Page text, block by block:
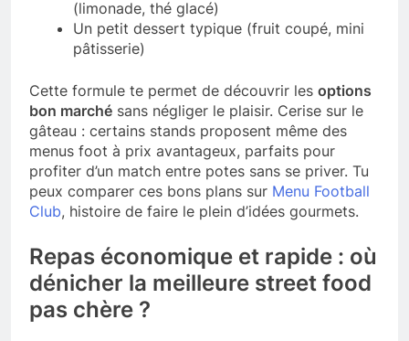
(limonade, thé glacé)
Un petit dessert typique (fruit coupé, mini
pâtisserie)
Cette formule te permet de découvrir les options
bon marché sans négliger le plaisir. Cerise sur le
gâteau : certains stands proposent même des
menus foot à prix avantageux, parfaits pour
profiter d’un match entre potes sans se priver. Tu
peux comparer ces bons plans sur Menu Football
Club, histoire de faire le plein d’idées gourmets.
Repas économique et rapide : où
dénicher la meilleure street food
pas chère ?